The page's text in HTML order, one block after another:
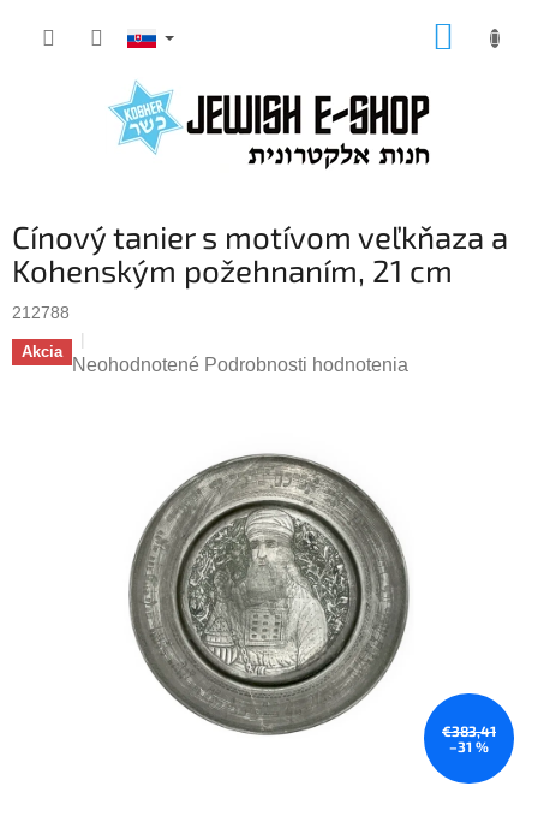
Cínový tanier s motívom veľkňaza a
Kohenským požehnaním, 21 cm
212788
Akcia
Priemerné
hviezdičiek.
Neohodnotené Podrobnosti hodnotenia
€383,41
–31 %